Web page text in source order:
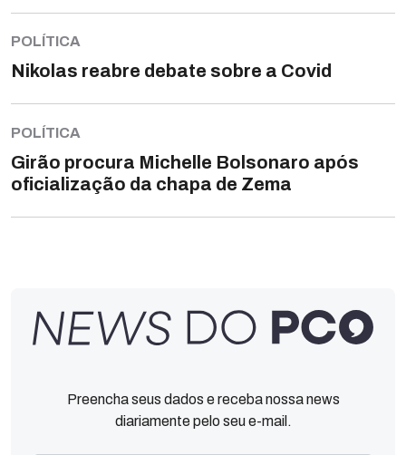
POLÍTICA
Nikolas reabre debate sobre a Covid
POLÍTICA
Girão procura Michelle Bolsonaro após
oficialização da chapa de Zema
Preencha seus dados e receba nossa news
diariamente pelo seu e-mail.